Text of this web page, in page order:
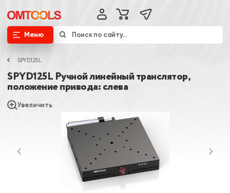
Меню
SPYD125L
SPYD125L Ручной линейный транслятор,
положение привода: слева
Увеличить